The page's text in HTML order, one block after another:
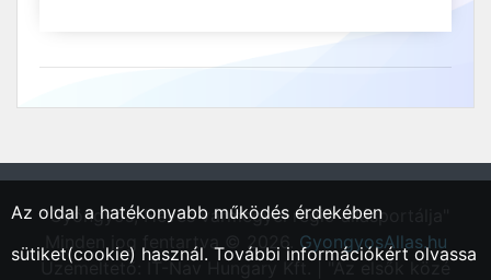
"Gyöngyös, Heves vármegyei régió állásportálja"
Minden jog fentartva © 2026. GyongyosAllas.hu
Üzemeltető: IT-Nav Hungary Kft. | "Az elsők közé
Az oldal a hatékonyabb működés érdekében
sütiket(cookie) használ. További információkért olvassa